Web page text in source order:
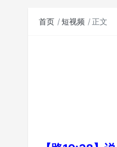
首页 短视频 正文